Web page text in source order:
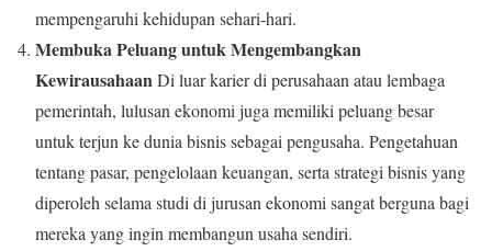
mempengaruhi kehidupan sehari-hari.
Membuka Peluang untuk Mengembangkan
KewirausahaanDi luar karier di perusahaan atau lembaga
pemerintah, lulusan ekonomi juga memiliki peluang besar
untuk terjun ke dunia bisnis sebagai pengusaha. Pengetahuan
tentang pasar, pengelolaan keuangan, serta strategi bisnis yang
diperoleh selama studi di jurusan ekonomi sangat berguna bagi
mereka yang ingin membangun usaha sendiri.